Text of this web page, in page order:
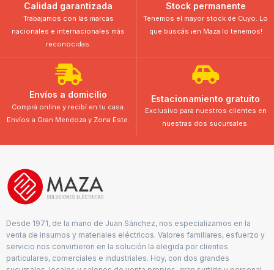
Calidad garantizada
Trabajamos con las marcas
nacionales e internacionales más
reconocidas.
Stock permanente
Tenemos el mayor stock de Cuyo. Lo
que buscás ¡en Maza lo tenemos!
Envíos a domicilio
Comprá online y recibí en tu casa.
Envíos a Gran Mendoza y Zona Este.
Estacionamiento gratuito
Exclusivo para nuestros clientes en
nuestras dos sucursales.
Desde 1971, de la mano de Juan Sánchez, nos especializamos en la
venta de insumos y materiales eléctricos. Valores familiares, esfuerzo y
servicio nos convirtieron en la solución la elegida por clientes
particulares, comerciales e industriales. Hoy, con dos grandes